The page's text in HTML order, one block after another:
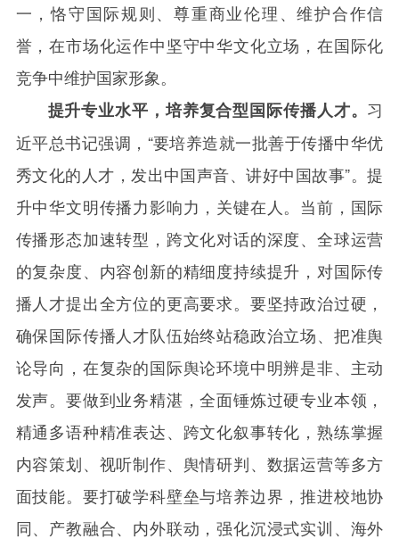
一，恪守国际规则、尊重商业伦理、维护合作信
誉，在市场化运作中坚守中华文化立场，在国际化
竞争中维护国家形象。
提升专业水平，培养复合型国际传播人才。 习
近平总书记强调，“要培养造就一批善于传播中华优
秀文化的人才，发出中国声音、讲好中国故事”。提
升中华文明传播力影响力，关键在人。当前，国际
传播形态加速转型，跨文化对话的深度、全球运营
的复杂度、内容创新的精细度持续提升，对国际传
播人才提出全方位的更高要求。要坚持政治过硬，
确保国际传播人才队伍始终站稳政治立场、把准舆
论导向，在复杂的国际舆论环境中明辨是非、主动
发声。要做到业务精湛，全面锤炼过硬专业本领，
精通多语种精准表达、跨文化叙事转化，熟练掌握
内容策划、视听制作、舆情研判、数据运营等多方
面技能。要打破学科壁垒与培养边界，推进校地协
同、产教融合、内外联动，强化沉浸式实训、海外